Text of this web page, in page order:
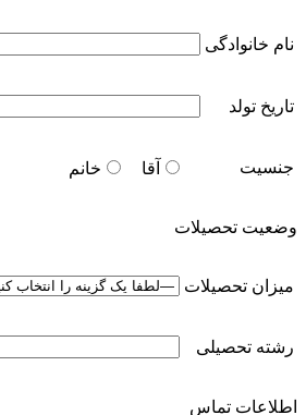
نام خانوادگی
تاریخ تولد
جنسیت آقا خانم
وضعیت تحصیلات
میزان تحصیلات
رشته تحصیلی
اطلاعات تماس